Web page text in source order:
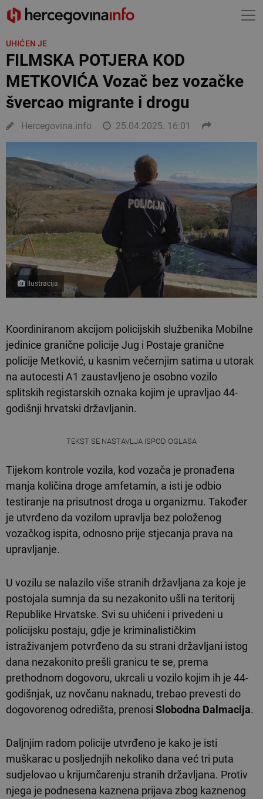
UHIĆEN JE
FILMSKA POTJERA KOD
METKOVIĆA Vozač bez vozačke
švercao migrante i drogu
Hercegovina.info 25.04.2025. 16:01
Ilustracija
Koordiniranom akcijom policijskih službenika Mobilne
jedinice granične policije Jug i Postaje granične
policije Metković, u kasnim večernjim satima u utorak
na autocesti A1 zaustavljeno je osobno vozilo
splitskih registarskih oznaka kojim je upravljao 44-
godišnji hrvatski državljanin.
TEKST SE NASTAVLJA ISPOD OGLASA
Tijekom kontrole vozila, kod vozača je pronađena
manja količina droge amfetamin, a isti je odbio
testiranje na prisutnost droga u organizmu. Također
je utvrđeno da vozilom upravlja bez položenog
vozačkog ispita, odnosno prije stjecanja prava na
upravljanje.
U vozilu se nalazilo više stranih državljana za koje je
postojala sumnja da su nezakonito ušli na teritorij
Republike Hrvatske. Svi su uhićeni i privedeni u
policijsku postaju, gdje je kriminalističkim
istraživanjem potvrđeno da su strani državljani istog
dana nezakonito prešli granicu te se, prema
prethodnom dogovoru, ukrcali u vozilo kojim ih je 44-
godišnjak, uz novčanu naknadu, trebao prevesti do
dogovorenog odredišta, prenosi Slobodna Dalmacija.
Daljnjim radom policije utvrđeno je kako je isti
muškarac u posljednjih nekoliko dana već tri puta
sudjelovao u krijumčarenju stranih državljana. Protiv
njega je podnesena kaznena prijava zbog kaznenog